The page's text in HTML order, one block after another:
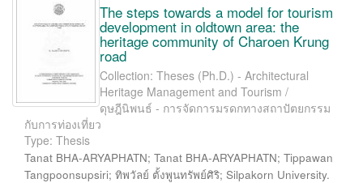
The steps towards a model for tourism
development in oldtown area: the
heritage community of Charoen Krung
road
Collection: Theses (Ph.D.) - Architectural
Heritage Management and Tourism /
ดุษฎีนิพนธ์ - การจัดการมรดกทางสถาปัตยกรรม
กับการท่องเที่ยว
Type: Thesis
Tanat BHA-ARYAPHATN; Tanat BHA-ARYAPHATN; Tippawan
Tangpoonsupsiri; ทิพวัลย์ ตั้งพูนทรัพย์ศิริ; Silpakorn University.